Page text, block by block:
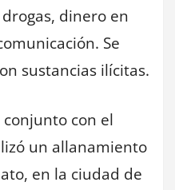
dinero en
Se
sustancias ilícitas.
conjunto con el
un allanamiento
en la ciudad de